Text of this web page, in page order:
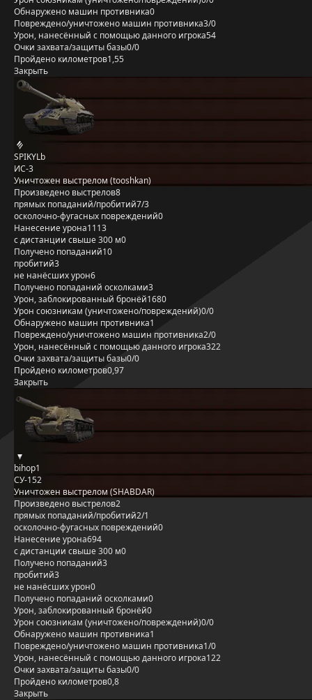
Обнаружено машин противника0
Повреждено/уничтожено машин противника3/0
Урон, нанесённый с помощью данного игрока54
Очки захвата/защиты базы0/0
Пройдено километров1,55
Закрыть
SPIKYLb
ИС-3
Уничтожен выстрелом (tooshkan)
Произведено выстрелов8
прямых попаданий/пробитий7/3
осколочно-фугасных повреждений0
Нанесение урона1113
с дистанции свыше 300 м0
Получено попаданий10
пробитий3
не нанёсших урон6
Получено попаданий осколками3
Урон, заблокированный бронёй1680
Урон союзникам (уничтожено/повреждений)0/0
Обнаружено машин противника1
Повреждено/уничтожено машин противника2/0
Урон, нанесённый с помощью данного игрока322
Очки захвата/защиты базы0/0
Пройдено километров0,97
Закрыть
bihop1
СУ-152
Уничтожен выстрелом (SHABDAR)
Произведено выстрелов2
прямых попаданий/пробитий2/1
осколочно-фугасных повреждений0
Нанесение урона694
с дистанции свыше 300 м0
Получено попаданий3
пробитий3
не нанёсших урон0
Получено попаданий осколками0
Урон, заблокированный бронёй0
Урон союзникам (уничтожено/повреждений)0/0
Обнаружено машин противника1
Повреждено/уничтожено машин противника1/0
Урон, нанесённый с помощью данного игрока122
Очки захвата/защиты базы0/0
Пройдено километров0,8
Закрыть